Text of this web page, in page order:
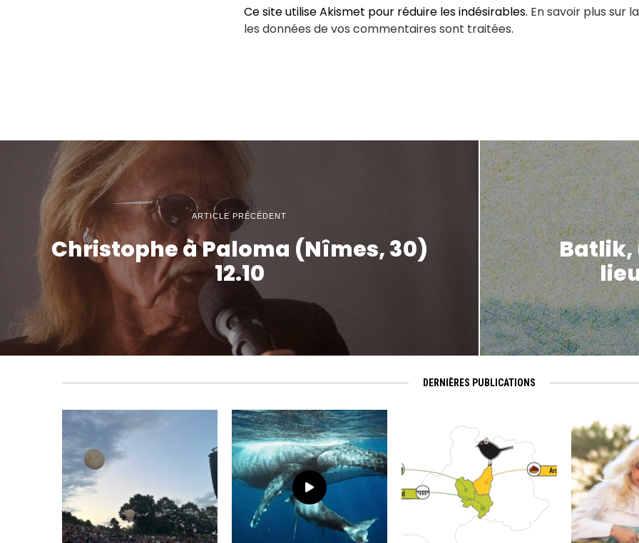
Ce site utilise Akismet pour réduire les indésirables. En savoir plus sur
les données de vos commentaires sont traitées.
ARTICLE PRÉCÉDENT
Christophe à Paloma (Nîmes, 30)
12.10
Batlik,
DERNIÈRES PUBLICATIONS